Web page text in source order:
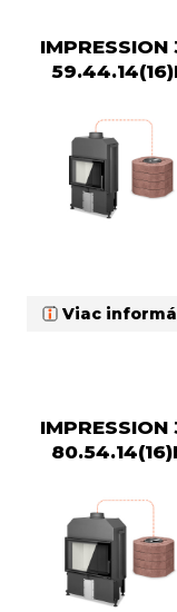
IMPRESSION
Viac
IMPRESSION